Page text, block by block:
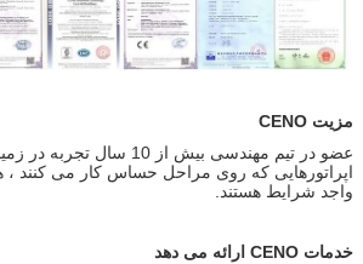
مزیت CENO
عضو در تیم مهندسی بیش از 10
اپراتورهایی که روی مراحل حساس کار می کنند ،
واجد شرایط هستند.
خدمات CENO ارائه می دهد